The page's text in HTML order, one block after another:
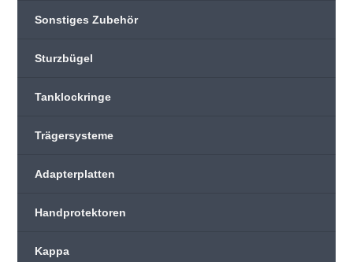
Sonstiges Zubehör
Sturzbügel
Tanklockringe
Trägersysteme
Adapterplatten
Handprotektoren
Kappa